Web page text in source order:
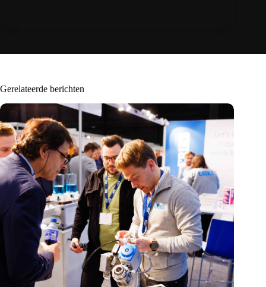
Gerelateerde berichten